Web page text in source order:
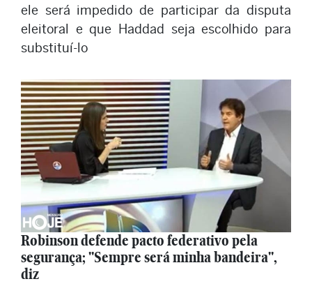
ele será impedido de participar da disputa
eleitoral e que Haddad seja escolhido para
substituí-lo
Robinson defende pacto federativo pela
segurança; "Sempre será minha bandeira",
diz